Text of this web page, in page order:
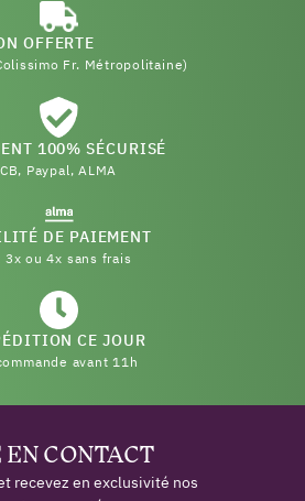
OFFERTE
Fr. Métropolitaine)
100% SÉCURISÉ
CB, Paypal, ALMA
DE PAIEMENT
3x ou 4x sans frais
CE JOUR
avant 11h
CONTACT
recevez en exclusivité nos